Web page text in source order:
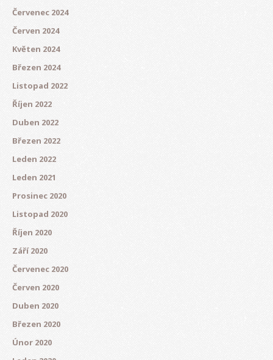
Červenec 2024
Červen 2024
Květen 2024
Březen 2024
Listopad 2022
Říjen 2022
Duben 2022
Březen 2022
Leden 2022
Leden 2021
Prosinec 2020
Listopad 2020
Říjen 2020
Září 2020
Červenec 2020
Červen 2020
Duben 2020
Březen 2020
Únor 2020